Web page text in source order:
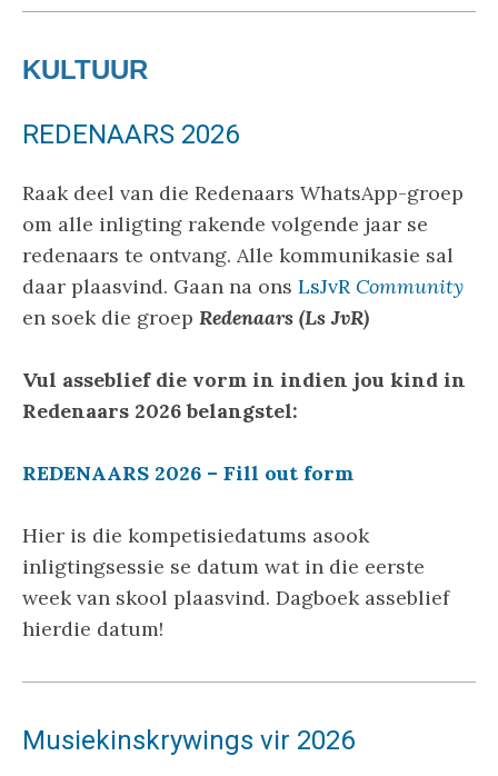
KULTUUR
REDENAARS 2026
Raak deel van die Redenaars WhatsApp-groep
om alle inligting rakende volgende jaar se
redenaars te ontvang. Alle kommunikasie sal
daar plaasvind. Gaan na ons LsJvR Community
en soek die groep Redenaars (Ls JvR)
Vul asseblief die vorm in indien jou kind in
Redenaars 2026 belangstel:
REDENAARS 2026 – Fill out form
Hier is die kompetisiedatums asook
inligtingsessie se datum wat in die eerste
week van skool plaasvind. Dagboek asseblief
hierdie datum!
Musiekinskrywings vir 2026